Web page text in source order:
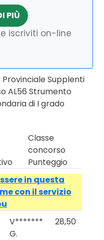
PIÙ
iscriviti on-line
Supplenti
AL56 Strumento
di I grado
Classe
concorso
Punteggio
in questa
con il servizio
V*******
G.
28,50